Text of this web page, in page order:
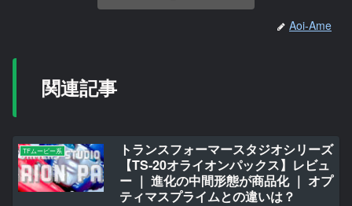
Aoi-Ame
関連記事
TFムービー系
トランスフォーマースタジオシリーズ
【TS-20オライオンパックス】レビュ
ー ｜ 進化の中間形態が商品化 ｜ オプ
ティマスプライムとの違いは？